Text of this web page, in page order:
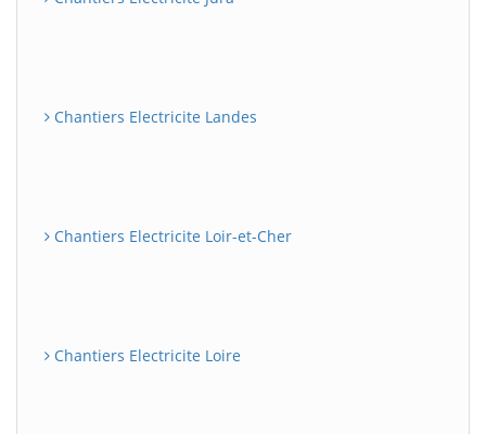
Chantiers Electricite Landes
Chantiers Electricite Loir-et-Cher
Chantiers Electricite Loire